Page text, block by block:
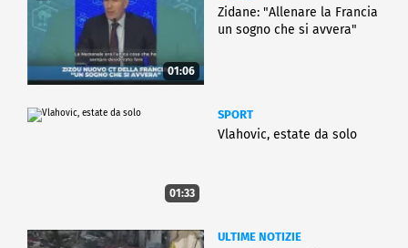
01:06
Zidane: "Allenare la Francia
un sogno che si avvera"
01:33
SPORT
Vlahovic, estate da solo
ULTIME NOTIZIE